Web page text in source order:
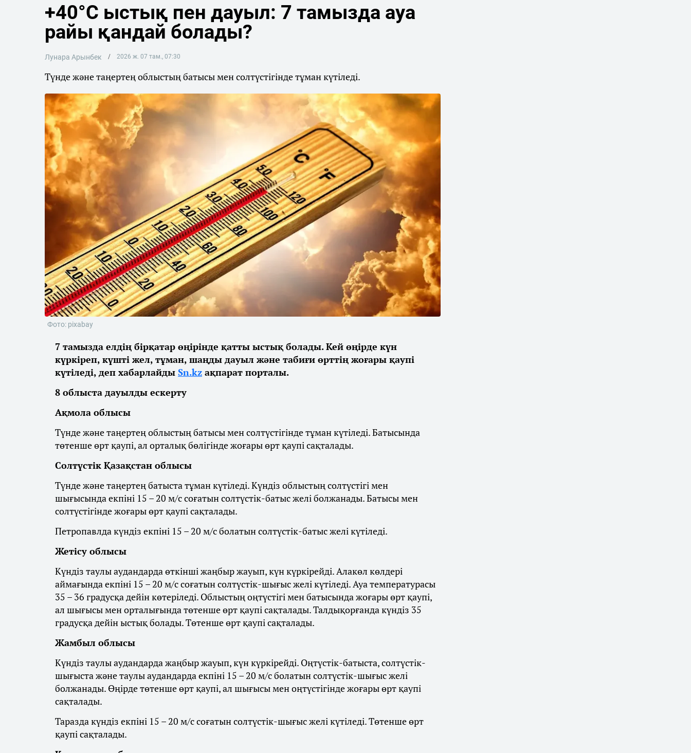
+40°C ыстық пен дауыл: 7 тамызда ауа
райы қандай болады?
Лунара Арынбек 2026 ж. 07 там., 07:30
Түнде және таңертең облыстың батысы мен солтүстігінде тұман күтіледі.
Фото: pixabay
7 тамызда елдің бірқатар өңірінде қатты ыстық болады. Кей өңірде күн
күркіреп, күшті жел, тұман, шаңды дауыл және табиғи өрттің жоғары қаупі
күтіледі, деп хабарлайды Sn.kz ақпарат порталы.
8 облыста дауылды ескерту
Ақмола облысы
Түнде және таңертең облыстың батысы мен солтүстігінде тұман күтіледі. Батысында
төтенше өрт қаупі, ал орталық бөлігінде жоғары өрт қаупі сақталады.
Солтүстік Қазақстан облысы
Түнде және таңертең батыста тұман күтіледі. Күндіз облыстың солтүстігі мен
шығысында екпіні 15 – 20 м/с соғатын солтүстік-батыс желі болжанады. Батысы мен
солтүстігінде жоғары өрт қаупі сақталады.
Петропавлда күндіз екпіні 15 – 20 м/с болатын солтүстік-батыс желі күтіледі.
Жетісу облысы
Күндіз таулы аудандарда өткінші жаңбыр жауып, күн күркірейді. Алакөл көлдері
аймағында екпіні 15 – 20 м/с соғатын солтүстік-шығыс желі күтіледі. Ауа температурасы
35 – 36 градусқа дейін көтеріледі. Облыстың оңтүстігі мен батысында жоғары өрт қаупі,
ал шығысы мен орталығында төтенше өрт қаупі сақталады. Талдықорғанда күндіз 35
градусқа дейін ыстық болады. Төтенше өрт қаупі сақталады.
Жамбыл облысы
Күндіз таулы аудандарда жаңбыр жауып, күн күркірейді. Оңтүстік-батыста, солтүстік-
шығыста және таулы аудандарда екпіні 15 – 20 м/с болатын солтүстік-шығыс желі
болжанады. Өңірде төтенше өрт қаупі, ал шығысы мен оңтүстігінде жоғары өрт қаупі
сақталады.
Таразда күндіз екпіні 15 – 20 м/с соғатын солтүстік-шығыс желі күтіледі. Төтенше өрт
қаупі сақталады.